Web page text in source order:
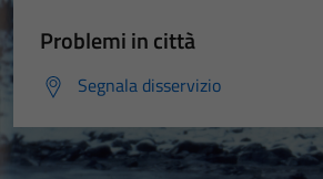
Problemi in città
Segnala disservizio